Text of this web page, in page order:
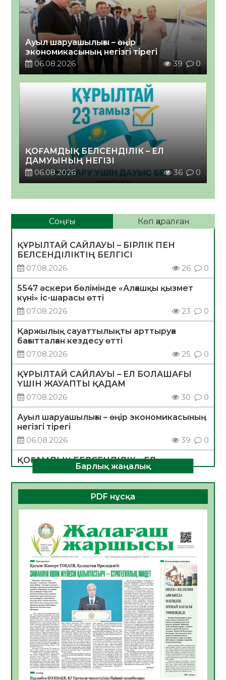
Ауыл шаруашылығы – өңір
экономикасының негізгі тірегі
06.08.2026
39 0
ҚОҒАМДЫҚ БЕЛСЕНДІЛІК – ЕЛ
ДАМУЫНЫҢ НЕГІЗІ
06.08.2026
36 0
Соңғы Көп қаралған
ҚҰРЫЛТАЙ САЙЛАУЫ – БІРЛІК ПЕН
БЕЛСЕНДІЛІКТІҢ БЕЛГІСІ
07.08.2026
26 0
5547 әскери бөлімінде «Алғашқы қызмет
күні» іс-шарасы өтті
07.08.2026
23 0
Қаржылық сауаттылықты арттыруға
бағытталған кездесу өтті
07.08.2026
25 0
ҚҰРЫЛТАЙ САЙЛАУЫ – ЕЛ БОЛАШАҒЫ
ҮШІН ЖАУАПТЫ ҚАДАМ
07.08.2026
30 0
Ауыл шаруашылығы – өңір экономикасының
негізгі тірегі
06.08.2026
39 0
ҚОҒАМДЫҚ БЕЛСЕНДІЛІК – ЕЛ
ДАМУЫНЫҢ НЕГІЗІ
06.08.2026
36 0
ҚҰРЫЛТАЙ САЙЛАУЫ – БОЛАШАҚҚА
06.08.2026
Инфекциялық ауруларға қарсы иммундау
жұмыстарының тиімділігі
06.08.2026
40
Көкжөтел ауруы туралы
06.08.2026
36
АПВ вакцинасы туралы мәлімет
06.08.2026
36
Open Air: Қызылорда облысы полиция
департаменті 20 мыңнан астам
көрерменнің қауіпсіздігін қамтамасыз етті
Барлық жаңалық
PDF нұсқа